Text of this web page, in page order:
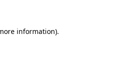
information).